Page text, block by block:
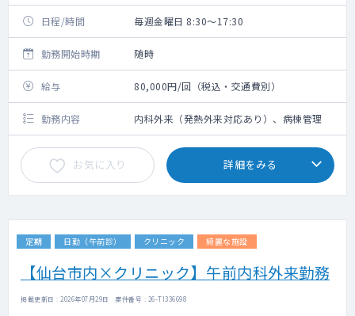
日程/時間 毎週金曜日 8:30～17:30
勤務開始時期 随時
給与 80,000円/回（税込・交通費別）
勤務内容 内科外来（発熱外来対応あり）、病棟管理
お気に入り 詳細をみる
定期 日勤（午前診） クリニック 綺麗な施設
【仙台市内×クリニック】午前内科外来勤務
掲載更新日 : 2026年07月29日 案件番号 : 26-TI336698